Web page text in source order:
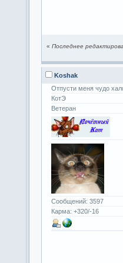
« Последнее
Koshak
Отпусти меня чудо
КотЭ
Ветеран
Сообщений: 3597
Карма: +320/-16